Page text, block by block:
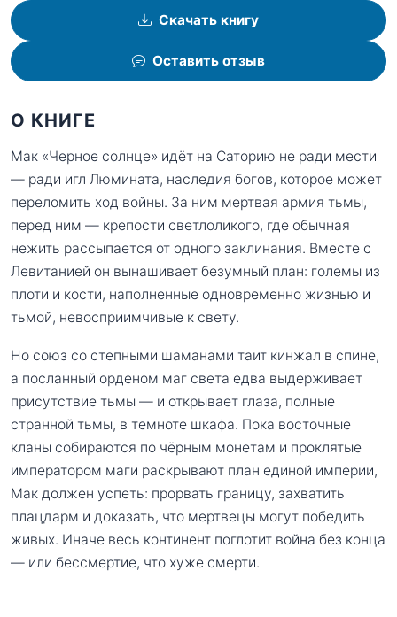
Скачать книгу
Оставить отзыв
О КНИГЕ
Мак «Черное солнце» идёт на Саторию не ради мести
— ради игл Люмината, наследия богов, которое может
переломить ход войны. За ним мертвая армия тьмы,
перед ним — крепости светлоликого, где обычная
нежить рассыпается от одного заклинания. Вместе с
Левитанией он вынашивает безумный план: големы из
плоти и кости, наполненные одновременно жизнью и
тьмой, невосприимчивые к свету.
Но союз со степными шаманами таит кинжал в спине,
а посланный орденом маг света едва выдерживает
присутствие тьмы — и открывает глаза, полные
странной тьмы, в темноте шкафа. Пока восточные
кланы собираются по чёрным монетам и проклятые
императором маги раскрывают план единой империи,
Мак должен успеть: прорвать границу, захватить
плацдарм и доказать, что мертвецы могут победить
живых. Иначе весь континент поглотит война без конца
— или бессмертие, что хуже смерти.